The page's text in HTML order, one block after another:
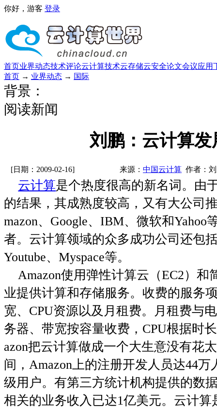
你好，游客 登录
首页业界动态技术评论云计算技术云存储云安全论文会议应用
首页 → 业界动态 → 国际
背景：
阅读新闻
刘鹏：云计算发
[日期：2009-02-16] 来源： 中国云计算 作者：
云计算是个热度很高的新名词。由
的结果，其成熟度较高，又有大公司
mazon、 Google、 IBM、 微软和Yahoo
者。云计算领域的众多成功公司还包
Youtube、 Myspace等。
Amazon使用弹性计算云（EC2）和
业提供计算和存储服务。收费的服务
宽、 CPU资源以及月租费。月租费与
务器、带宽按容量收费， CPU根据时长
azon把云计算做成一个大生意没有花
间， Amazon上的注册开发人员达44万
级用户。有第三方统计机构提供的数
相关的业务收入已达1亿美元。云计算